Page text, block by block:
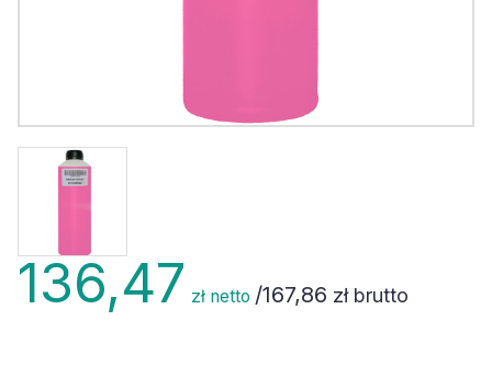
136,47 zł netto /167,86 zł brutto